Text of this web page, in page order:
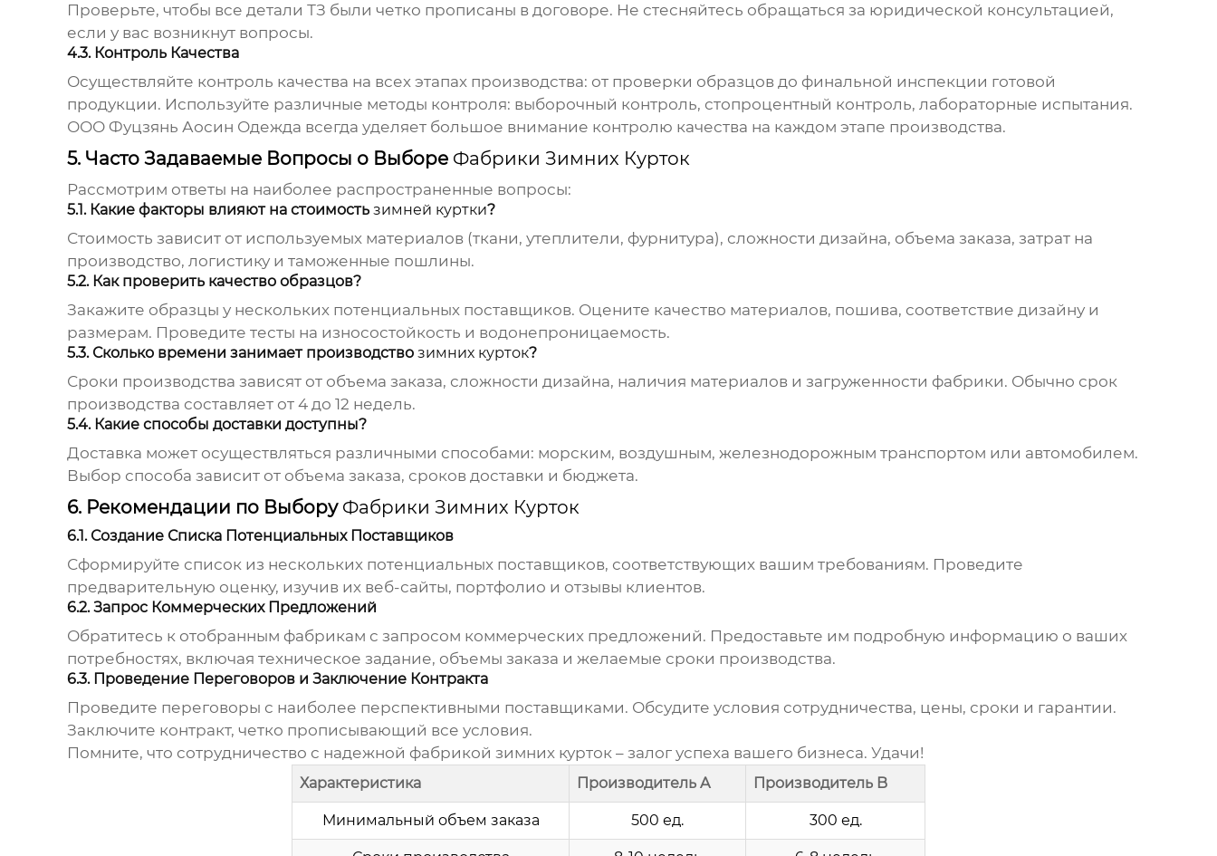
Проверьте, чтобы все детали ТЗ были четко прописаны в договоре. Не стесняйтесь обращаться за юридической консультацией,
если у вас возникнут вопросы.
4.3. Контроль Качества
Осуществляйте контроль качества на всех этапах производства: от проверки образцов до финальной инспекции готовой
продукции. Используйте различные методы контроля: выборочный контроль, стопроцентный контроль, лабораторные испытания.
ООО Фуцзянь Аосин Одежда всегда уделяет большое внимание контролю качества на каждом этапе производства.
5. Часто Задаваемые Вопросы о Выборе Фабрики Зимних Курток
Рассмотрим ответы на наиболее распространенные вопросы:
5.1. Какие факторы влияют на стоимость зимней куртки?
Стоимость зависит от используемых материалов (ткани, утеплители, фурнитура), сложности дизайна, объема заказа, затрат на
производство, логистику и таможенные пошлины.
5.2. Как проверить качество образцов?
Закажите образцы у нескольких потенциальных поставщиков. Оцените качество материалов, пошива, соответствие дизайну и
размерам. Проведите тесты на износостойкость и водонепроницаемость.
5.3. Сколько времени занимает производство зимних курток?
Сроки производства зависят от объема заказа, сложности дизайна, наличия материалов и загруженности фабрики. Обычно срок
производства составляет от 4 до 12 недель.
5.4. Какие способы доставки доступны?
Доставка может осуществляться различными способами: морским, воздушным, железнодорожным транспортом или автомобилем.
Выбор способа зависит от объема заказа, сроков доставки и бюджета.
6. Рекомендации по Выбору Фабрики Зимних Курток
6.1. Создание Списка Потенциальных Поставщиков
Сформируйте список из нескольких потенциальных поставщиков, соответствующих вашим требованиям. Проведите
предварительную оценку, изучив их веб-сайты, портфолио и отзывы клиентов.
6.2. Запрос Коммерческих Предложений
Обратитесь к отобранным фабрикам с запросом коммерческих предложений. Предоставьте им подробную информацию о ваших
потребностях, включая техническое задание, объемы заказа и желаемые сроки производства.
6.3. Проведение Переговоров и Заключение Контракта
Проведите переговоры с наиболее перспективными поставщиками. Обсудите условия сотрудничества, цены, сроки и гарантии.
Заключите контракт, четко прописывающий все условия.
Помните, что сотрудничество с надежной фабрикой зимних курток– залог успеха вашего бизнеса. Удачи!
Характеристика Производитель A Производитель B
Минимальный объем заказа 500 ед. 300 ед.